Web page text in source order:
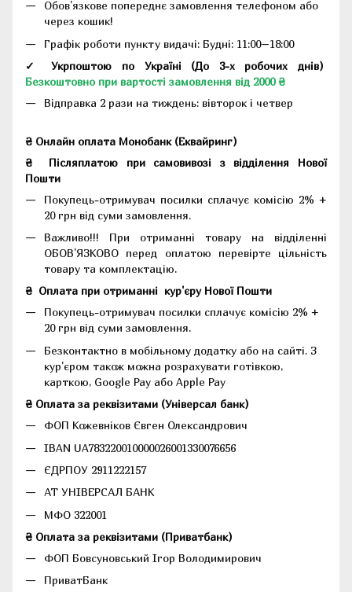
Обов'язкове попереднє замовлення телефоном або
через кошик!
Графік роботи пункту видачі: Будні: 11:00–18:00
✓ Укрпоштою по Україні (До 3-х робочих днів)
Безкоштовно при вартості замовлення від 2000 ₴
Відправка 2 рази на тиждень: вівторок і четвер
₴ Онлайн оплата Монобанк (Еквайринг)
₴
Післяплатою при самовивозі з відділення Нової
Пошти
Покупець-отримувач посилки сплачує комісію 2% +
20 грн від суми замовлення.
Важливо!!! При отриманні товару на відділенні
ОБОВ'ЯЗКОВО перед оплатою перевірте цільність
товару та комплектацію.
₴ Оплата при отриманні кур'єру Нової Пошти
Покупець-отримувач посилки сплачує комісію 2% +
20 грн від суми замовлення.
Безконтактно в мобільному додатку або на сайті. З
кур'єром також можна розрахувати готівкою,
карткою, Google Pay або Apple Pay
₴ Оплата за реквізитами (Універсал банк)
ФОП Кожевніков Євген Олександрович
IBAN UA783220010000026001330076656
ЄДРПОУ 2911222157
АТ УНІВЕРСАЛ БАНК
МФО 322001
₴ Оплата за реквізитами (Приватбанк)
ФОП Бовсуновський Ігор Володимирович
ПриватБанк